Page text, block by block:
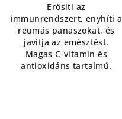
Erősíti az
immunrendszert, enyhíti a
reumás panaszokat, és
javítja az emésztést.
Magas C-vitamin és
antioxidáns tartalmú.